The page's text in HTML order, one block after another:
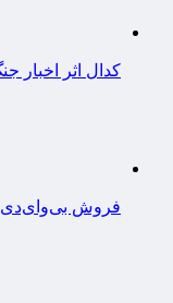
کدال اثر اخبار
فروش